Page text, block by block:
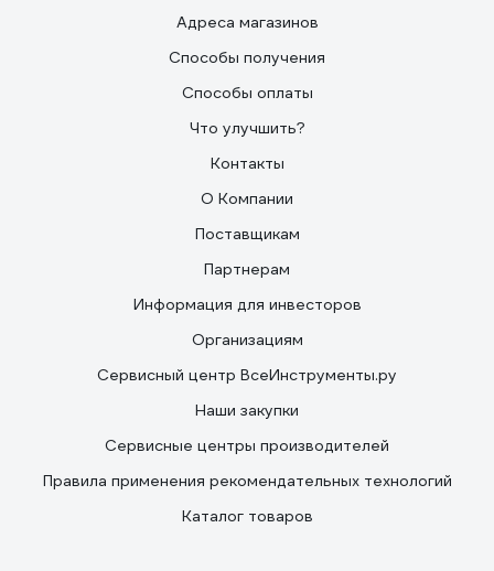
Адреса магазинов
Способы получения
Способы оплаты
Что улучшить?
Контакты
О Компании
Поставщикам
Партнерам
Информация для инвесторов
Организациям
Сервисный центр ВсеИнструменты.ру
Наши закупки
Сервисные центры производителей
Правила применения рекомендательных технологий
Каталог товаров